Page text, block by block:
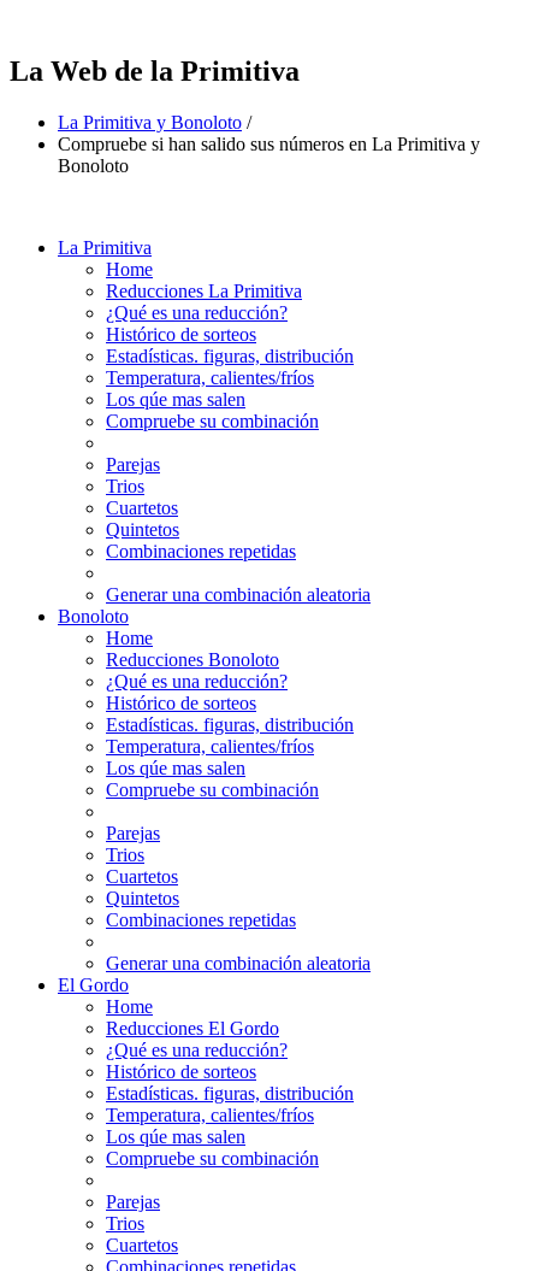
La Web de la Primitiva
La Primitiva y Bonoloto /
Compruebe si han salido sus números en La Primitiva y
Bonoloto
La Primitiva
Home
Reducciones La Primitiva
¿Qué es una reducción?
Histórico de sorteos
Estadísticas. figuras, distribución
Temperatura, calientes/fríos
Los qúe mas salen
Compruebe su combinación
Parejas
Trios
Cuartetos
Quintetos
Combinaciones repetidas
Generar una combinación aleatoria
Bonoloto
Home
Reducciones Bonoloto
¿Qué es una reducción?
Histórico de sorteos
Estadísticas. figuras, distribución
Temperatura, calientes/fríos
Los qúe mas salen
Compruebe su combinación
Parejas
Trios
Cuartetos
Quintetos
Combinaciones repetidas
Generar una combinación aleatoria
El Gordo
Home
Reducciones El Gordo
¿Qué es una reducción?
Histórico de sorteos
Estadísticas. figuras, distribución
Temperatura, calientes/fríos
Los qúe mas salen
Compruebe su combinación
Parejas
Trios
Cuartetos
Combinaciones repetidas